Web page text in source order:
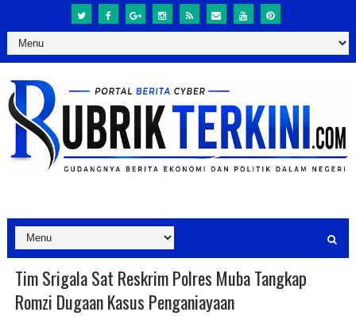
Tim Srigala Sat Reskrim Polres Muba Tangkap
Romzi Dugaan Kasus Penganiayaan